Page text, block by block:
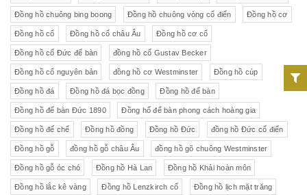
Đồng hồ chuông bing boong Đồng hồ chuông vòng cổ điển Đồng hồ cơ
Đồng hồ cổ Đồng hồ cổ châu Âu Đồng hồ cơ cổ
Đồng hồ cổ Đức để bàn đồng hồ cổ Gustav Becker
Đồng hồ cổ nguyên bản đồng hồ cơ Westminster Đồng hồ cúp
Đồng hồ đá Đồng hồ đá bọc đồng Đồng hồ để bàn
Đồng hồ để bàn Đức 1890 Đồng hổ để bàn phong cách hoàng gia
Đồng hồ đế chế Đồng hồ đồng Đồng hồ Đức đồng hồ Đức cổ điển
Đồng hồ gỗ đồng hồ gỗ châu Âu đồng hồ gõ chuông Westminster
Đồng hồ gỗ óc chó Đồng hồ Hà Lan Đồng hồ Khải hoàn môn
Đồng hồ lắc kê vàng Đồng hồ Lenzkirch cổ Đồng hồ lịch mặt trăng